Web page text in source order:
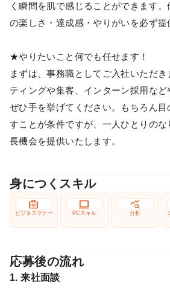
く瞬間を肌で感じることができます
の楽しさ・達成感・やりがいを必ず提
★やりたいこと何でも任せます！
まずは、事務職としてご入社いただ
ティングや集客、インターン採用な
ぜひ手を挙げてください。もちろん
すことが条件ですが、一人ひとりの
長機会を提供いたします。
身につくスキル
business_center
ビジネスマナー
computer
PCスキル
query_stats
分析
応募後の流れ
1. 来社面談